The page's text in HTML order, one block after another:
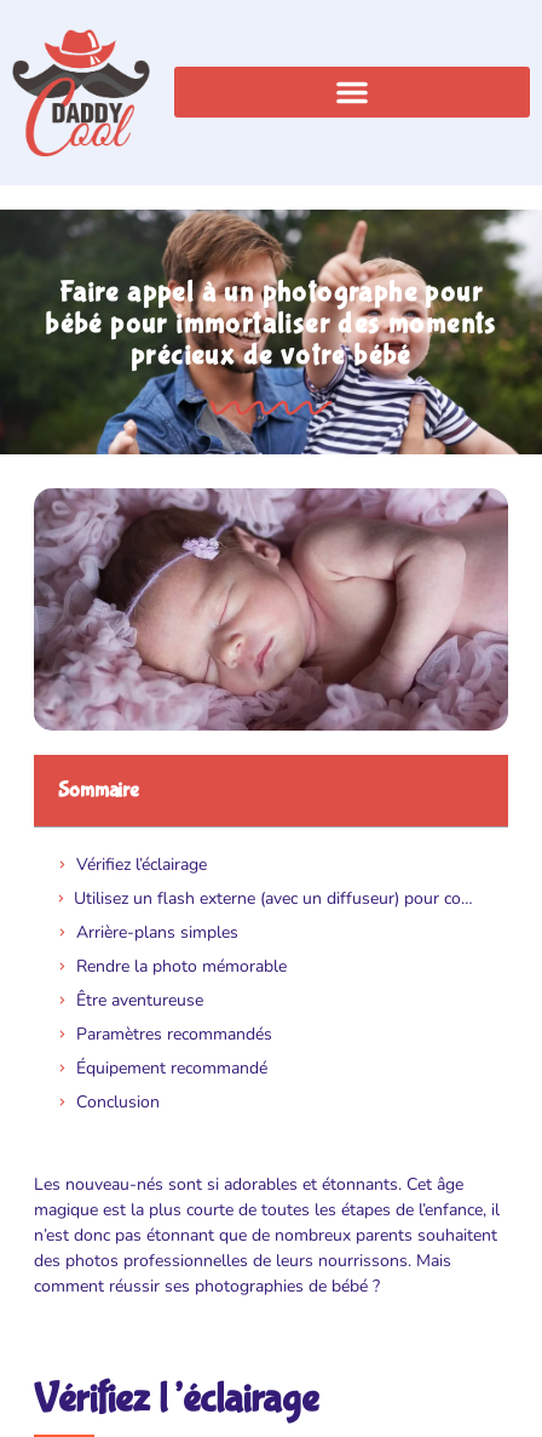
Faire appel à un photographe pour
bébé pour immortaliser des moments
précieux de votre bébé
Sommaire
Vérifiez l’éclairage
Utilisez un flash externe (avec un diffuseur) pour combler les taches sombres
Arrière-plans simples
Rendre la photo mémorable
Être aventureuse
Paramètres recommandés
Équipement recommandé
Conclusion
Les nouveau-nés sont si adorables et étonnants. Cet âge
magique est la plus courte de toutes les étapes de l’enfance, il
n’est donc pas étonnant que de nombreux parents souhaitent
des photos professionnelles de leurs nourrissons. Mais
comment réussir ses photographies de bébé ?
Vérifiez l’éclairage